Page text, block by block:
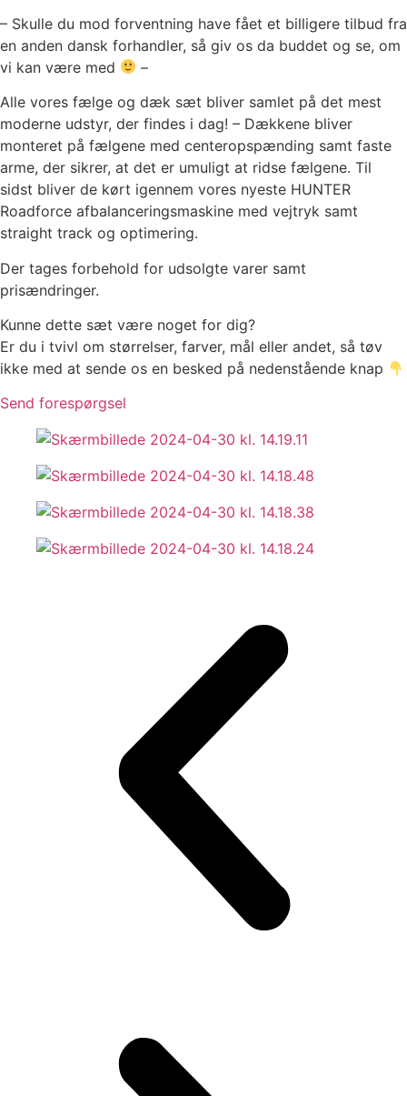
– Skulle du mod forventning have fået et billigere tilbud fra
en anden dansk forhandler, så giv os da buddet og se, om
vi kan være med
–
Alle vores fælge og dæk sæt bliver samlet på det mest
moderne udstyr, der findes i dag! – Dækkene bliver
monteret på fælgene med centeropspænding samt faste
arme, der sikrer, at det er umuligt at ridse fælgene. Til
sidst bliver de kørt igennem vores nyeste HUNTER
Roadforce afbalanceringsmaskine med vejtryk samt
straight track og optimering.
Der tages forbehold for udsolgte varer samt
prisændringer.
Kunne dette sæt være noget for dig?
Er du i tvivl om størrelser, farver, mål eller andet, så tøv
ikke med at sende os en besked på nedenstående knap
Send forespørgsel